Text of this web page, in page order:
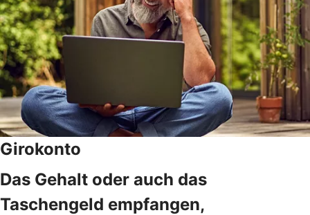
Girokonto
Das Gehalt oder auch das
Taschengeld empfangen,